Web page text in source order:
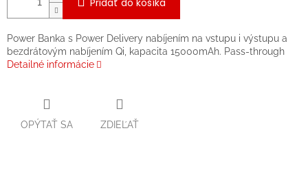
Pridať do košíka
Power Banka s Power Delivery nabíjením na vstupu i výstupu a
bezdrátovým nabíjením Qi, kapacita 15000mAh. Pass-through
Detailné informácie
OPÝTAŤ SA ZDIEĽAŤ